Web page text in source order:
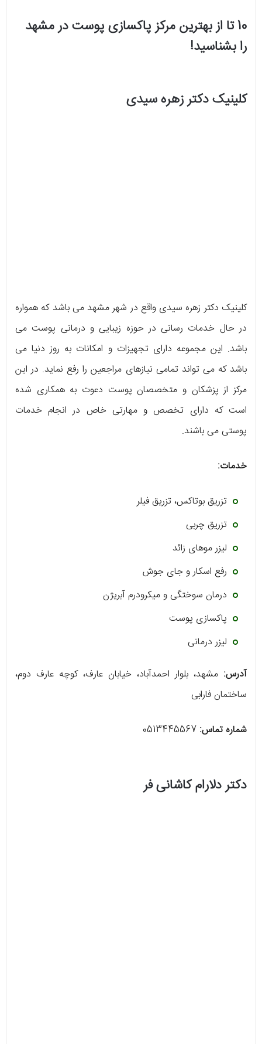
10 تا از بهترین مرکز پاکسازی پوست در مشهد
را بشناسید!
کلینیک دکتر زهره سیدی
کلینیک دکتر زهره سیدی واقع در شهر مشهد می باشد که همواره
در حال خدمات رسانی در حوزه زیبایی و درمانی پوست می
باشد. این مجموعه دارای تجهیزات و امکانات به روز دنیا می
باشد که می تواند تمامی نیازهای مراجعین را رفع نماید. در این
مرکز از پزشکان و متخصصان پوست دعوت به همکاری شده
است که دارای تخصص و مهارتی خاص در انجام خدمات
پوستی می باشند.
خدمات:
تزریق بوتاکس، تزریق فیلر
تزریق چربی
لیزر موهای زائد
رفع اسکار و جای جوش
درمان سوختگی و میکرودرم آبریژن
پاکسازی پوست
لیزر درمانی
آدرس: مشهد، بلوار احمدآباد، خیابان عارف، کوچه عارف دوم،
ساختمان فارابی
شماره تماس:
دکتر دلارام کاشانی فر